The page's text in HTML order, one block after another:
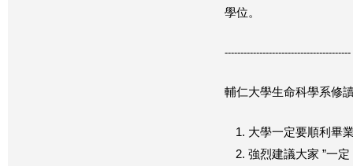
學位。
----------------------------------------
輔仁大學生命科學系修
大學一定要順利畢
強烈建議大家 ”一